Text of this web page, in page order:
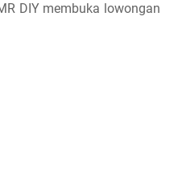
DIY membuka lowongan